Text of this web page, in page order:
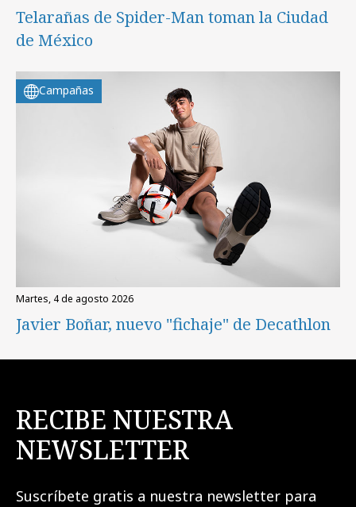
Telarañas de Spider-Man toman la Ciudad
de México
Campañas
martes, 4 de agosto 2026
Javier Boñar, nuevo "fichaje" de Decathlon
RECIBE NUESTRA
NEWSLETTER
Suscríbete gratis a nuestra newsletter para